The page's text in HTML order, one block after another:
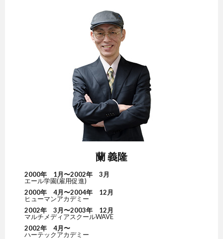
蘭 義隆
2000年 1月〜2002年 3月
エール学園(雇用促進)
2000年 4月〜2004年 12月
ヒューマンアカデミー
2002年 3月〜2003年 12月
マルチメディアスクールWAVE
2002年 4月〜
ハーテックアカデミー